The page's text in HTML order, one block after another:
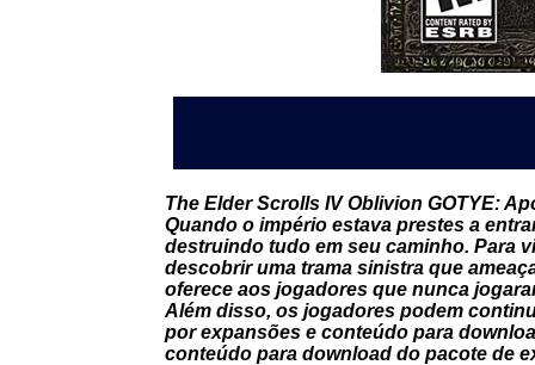
The Elder Scrolls IV Oblivion GOTYE:
Quando o império estava prestes a
destruindo tudo em seu caminho. Para
descobrir uma trama sinistra que
oferece aos jogadores que nunca
Além disso, os jogadores podem
por expansões e conteúdo para
conteúdo para download do pacote de